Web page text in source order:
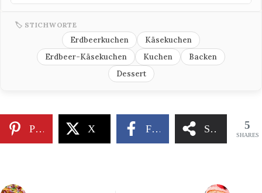
🏷 STICHWORTE
Erdbeerkuchen
Käsekuchen
Erdbeer-Käsekuchen
Kuchen
Backen
Dessert
Pinterest X Facebook Share 5
SHARES